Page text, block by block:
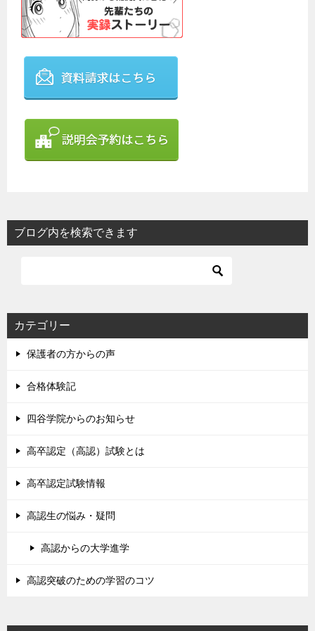
ブログ内を検索できます
カテゴリー
保護者の方からの声
合格体験記
四谷学院からのお知らせ
高卒認定（高認）試験とは
高卒認定試験情報
高認生の悩み・疑問
高認からの大学進学
高認突破のための学習のコツ